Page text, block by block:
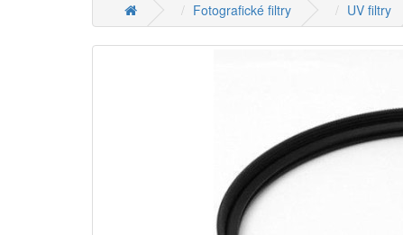
Fotografické filtry UV filtry